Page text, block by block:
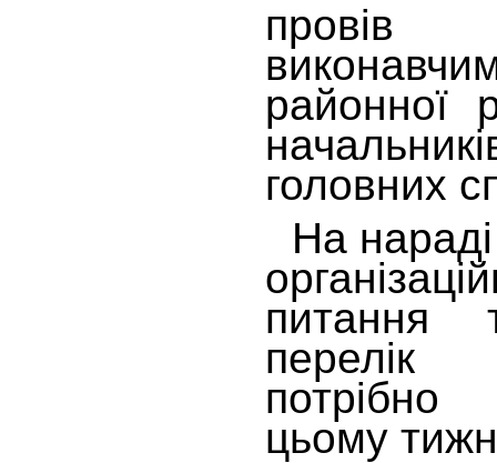
районної
головних
На нараді
питання
перелік
цьому